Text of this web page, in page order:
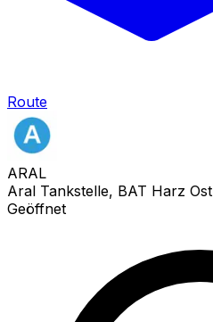
Route
ARAL
Aral Tankstelle, BAT Harz Ost
Geöffnet